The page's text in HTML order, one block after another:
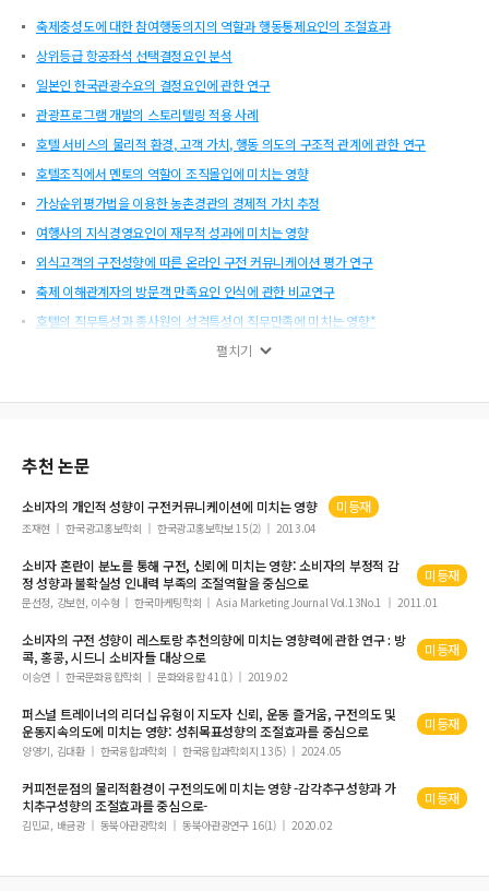
축제충성도에 대한 참여행동의지의 역할과 행동통제요인의 조절효과
상위등급 항공좌석 선택결정요인 분석
일본인 한국관광수요의 결정요인에 관한 연구
관광프로그램 개발의 스토리텔링 적용 사례
호텔 서비스의 물리적 환경, 고객 가치, 행동 의도의 구조적 관계에 관한 연구
호텔조직에서 멘토의 역할이 조직몰입에 미치는 영향
가상순위평가법을 이용한 농촌경관의 경제적 가치 추정
여행사의 지식경영요인이 재무적 성과에 미치는 영향
외식고객의 구전성향에 따른 온라인 구전 커뮤니케이션 평가 연구
축제 이해관계자의 방문객 만족요인 인식에 관한 비교연구
호텔의 직무특성과 종사원의 성격특성이 직무만족에 미치는 영향*
포트폴리오 이론을 이용한 한국 인바운드 관광시장 최적믹스 구성
리더십이 종사원의 상사에 대한 신뢰와 조직몰입에 미치는 영향
世界自然遺産地區 觀光客의 動機와 特性
인터넷 갬블러에 대한 갬블링열정척도(GPS)의 적용
템플스테이 체험의 여가심리학적 모형
웹2.0 환경에서 관광정보 생성 및 획득변화에 관한 탐색적 연구
『관광학연구』편집위원회ㆍ투고ㆍ심사 및 평가기준에 관한 통합규정 외
[編輯人의 글] 會員과 편집위원장의 役割
중국 관광객들의 DMO 웹사이트 컨텐츠 유형과 웹사이트 기능에 대한 선호도 실증
펼치기
추천 논문
소비자의 개인적성향이구전커뮤니케이션에 미치는 영향 미등재
조재현 한국광고홍보학회 한국광고홍보학보 15(2) 2013.04
소비자 혼란이 분노를 통해 구전, 신뢰에 미치는 영향: 소비자의 부정적 감
정성향과 불확실성 인내력 부족의 조절역할을 중심으로 미등재
문선정, 강보현, 이수형 한국마케팅학회 Asia Marketing Journal Vol.13No.1 2011.01
소비자의 구전 성향이 레스토랑 추천의향에 미치는 영향력에 관한 연구 : 방
콕, 홍콩, 시드니 소비자들 대상으로
미등재
이승연 한국문화융합학회 문화와융합 41(1) 2019.02
퍼스널 트레이너의 리더십 유형이 지도자 신뢰, 운동 즐거움,구전의도 및
운동지속의도에 미치는 영향: 성취목표성향의 조절효과를 중심으로 미등재
양영기, 김대환 한국융합과학회 한국융합과학회지 13(5) 2024.05
커피전문점의 물리적환경이구전의도에 미치는 영향 -감각추구성향과 가
치추구성향의 조절효과를 중심으로- 미등재
김민교, 배금광 동북아관광학회 동북아관광연구 16(1) 2020.02